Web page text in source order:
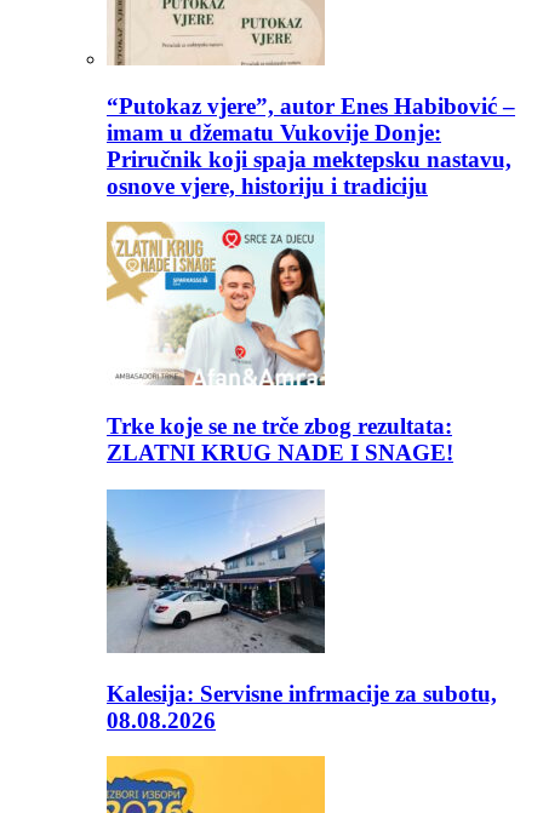
“Putokaz vjere”, autor Enes Habibović –
imam u džematu Vukovije Donje:
Priručnik koji spaja mektepsku nastavu,
osnove vjere, historiju i tradiciju
Trke koje se ne trče zbog rezultata:
ZLATNI KRUG NADE I SNAGE!
Kalesija: Servisne infrmacije za subotu,
08.08.2026